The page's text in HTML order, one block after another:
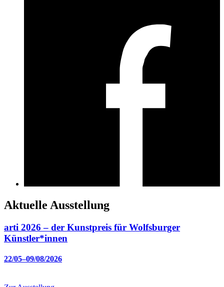
Aktuelle Ausstellung
arti 2026 – der Kunstpreis für Wolfsburger
Künstler*innen
22/05–09/08/2026